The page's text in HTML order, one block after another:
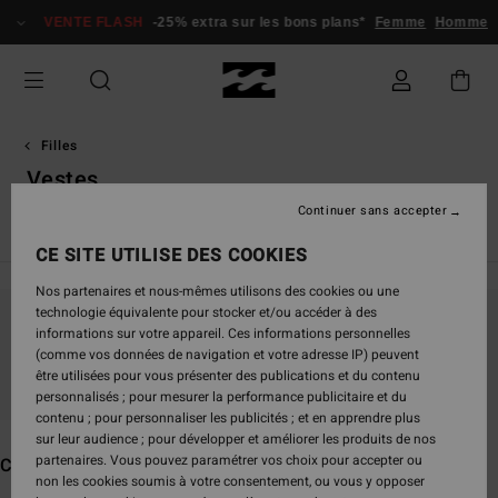
sélection
produits
VENTE FLASH -25% extra sur les bons plans* Femme Homme
Filles
Vestes
Ne partez pas trop loin, nos produits seront
bientôt de retour
Ces produits pourraient vous plaire
CE SITE UTILISE DES COOKIES
Nos partenaires et nous-mêmes utilisons des cookies ou une
technologie équivalente pour stocker et/ou accéder à des
informations sur votre appareil. Ces informations personnelles
(comme vos données de navigation et votre adresse IP) peuvent
être utilisées pour vous présenter des publications et du contenu
personnalisés ; pour mesurer la performance publicitaire et du
contenu ; pour personnaliser les publicités ; et en apprendre plus
sur leur audience ; pour développer et améliorer les produits de nos
partenaires. Vous pouvez paramétrer vos choix pour accepter ou
non les cookies soumis à votre consentement, ou vous y opposer
Continuer sans accepter